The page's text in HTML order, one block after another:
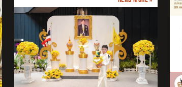
INTERNATIONAL EXCELLENCE MUSIC